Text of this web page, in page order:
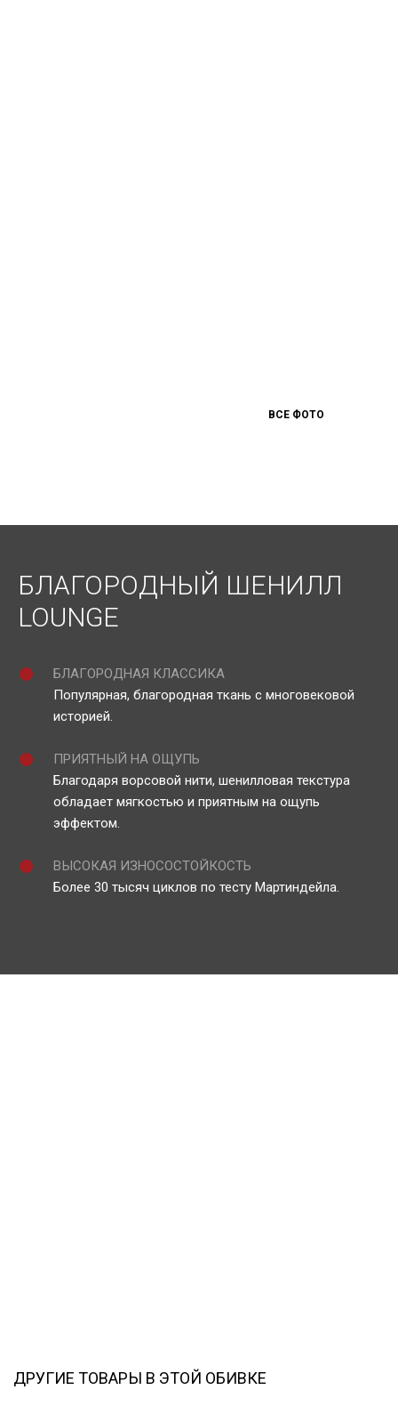
ВСЕ ФОТО
БЛАГОРОДНЫЙ ШЕНИЛЛ
LOUNGE
БЛАГОРОДНАЯ КЛАССИКА
Популярная, благородная ткань с многовековой
историей.
ПРИЯТНЫЙ НА ОЩУПЬ
Благодаря ворсовой нити, шенилловая текстура
обладает мягкостью и приятным на ощупь
эффектом.
ВЫСОКАЯ ИЗНОСОСТОЙКОСТЬ
Более 30 тысяч циклов по тесту Мартиндейла.
ДРУГИЕ ТОВАРЫ В ЭТОЙ ОБИВКЕ